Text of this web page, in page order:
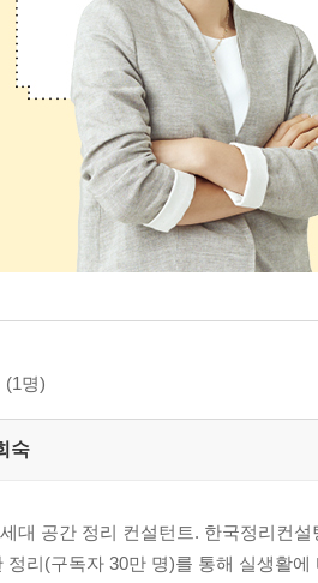
(1명)
숙
대 공간 정리 컨설턴트. 한국정리컨
정리(구독자 30만 명)를 통해 실생활